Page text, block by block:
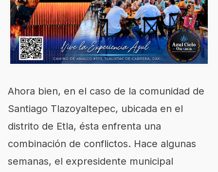
Ahora bien, en el caso de la comunidad de
Santiago Tlazoyaltepec, ubicada en el
distrito de Etla, ésta enfrenta una
combinación de conflictos. Hace algunas
semanas, el expresidente municipal